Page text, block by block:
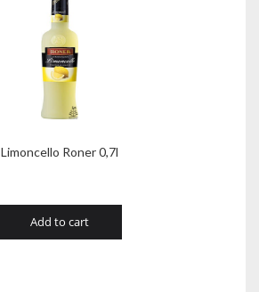
Limoncello Roner 0,7l
Add to cart